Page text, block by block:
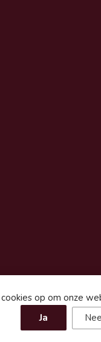
Sitemap
op om onze
Ja Nee